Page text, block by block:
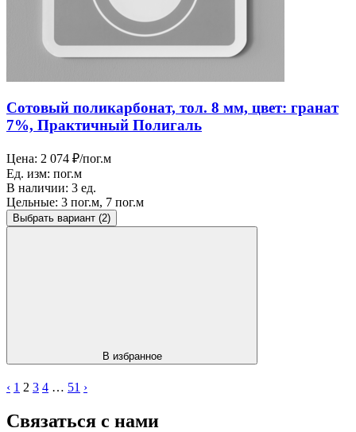
Сотовый поликарбонат, тол. 8 мм, цвет: гранат
7%, Практичный Полигаль
Цена: 2 074 ₽/пог.м
Ед. изм: пог.м
В наличии: 3 ед.
Цельные: 3 пог.м, 7 пог.м
Выбрать вариант (2)
В избранное
‹ 1 2 3 4 … 51 ›
Связаться с нами